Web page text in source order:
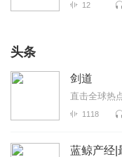
12
头条
剑道
1118
蓝鲸产经|